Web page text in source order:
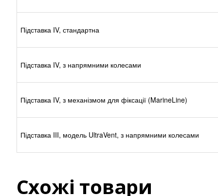
Підставка IV, стандартна
Підставка IV, з напрямними колесами
Підставка IV, з механізмом для фіксації (MarineLine)
Підставка III, модель UltraVent, з напрямними колесами
Схожі товари